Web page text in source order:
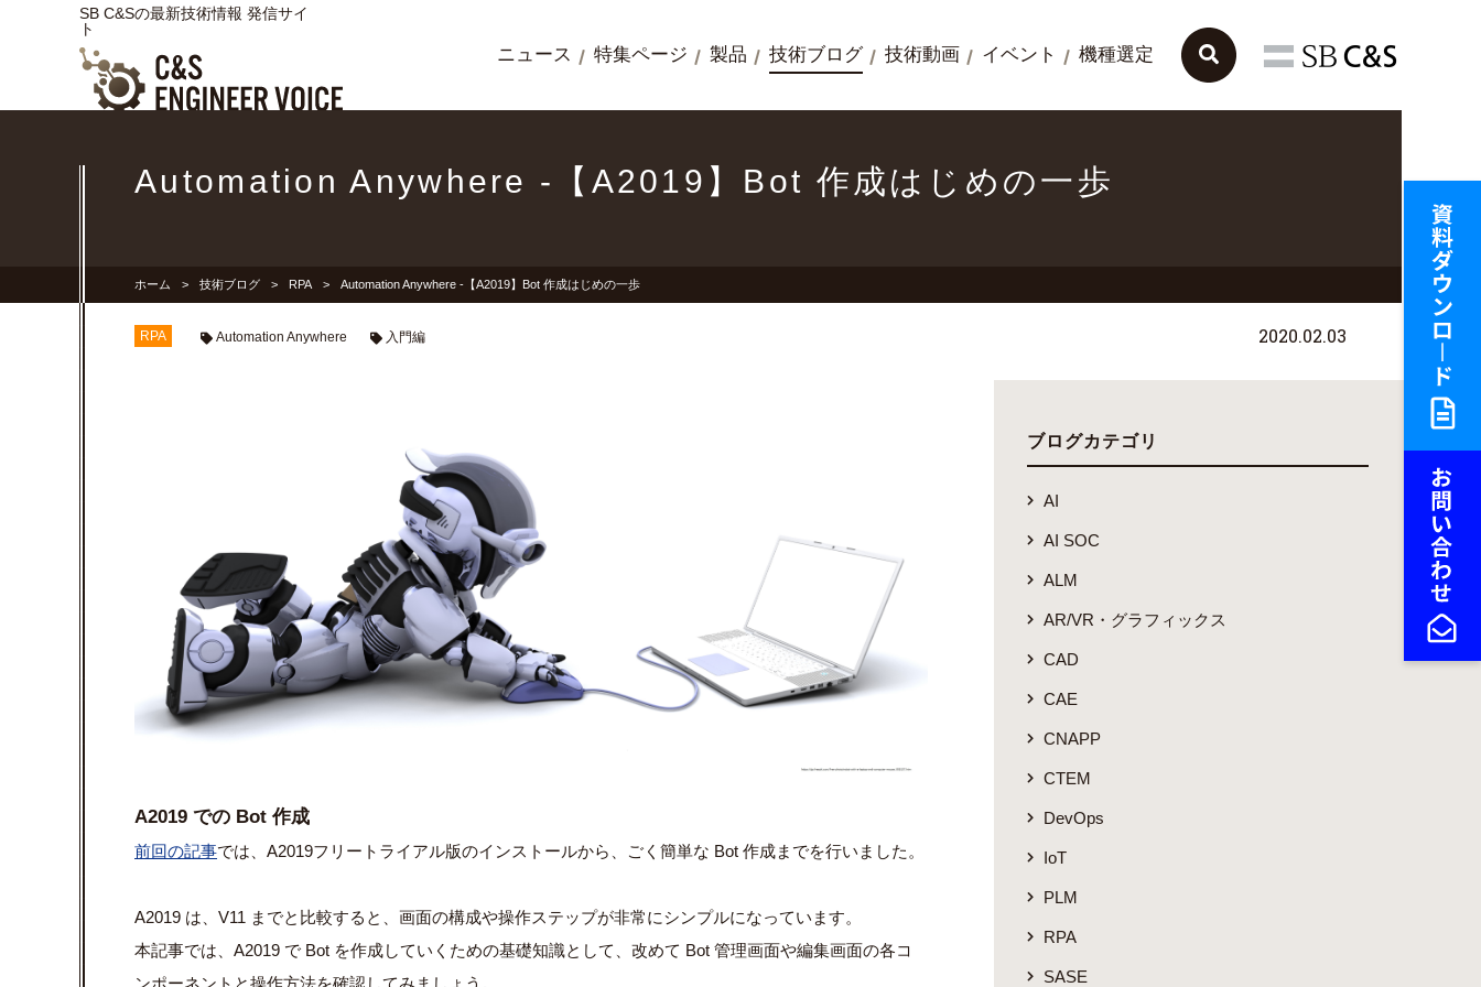
SB C&Sの最新技術情報 発信サイ
ト
ニュース 特集ページ 製品 技術ブログ 技術動画 イベント 機種選定
Automation Anywhere -【A2019】Bot 作成はじめの一歩
ホーム 技術ブログ RPA Automation Anywhere -【A2019】Bot 作成はじめの一歩
RPA Automation Anywhere 入門編 2020.02.03
A2019 での Bot 作成
前回の記事では、A2019フリートライアル版のインストールから、ごく簡単な Bot 作成までを行いました。
A2019 は、V11 までと比較すると、画面の構成や操作ステップが非常にシンプルになっています。
本記事では、A2019 で Bot を作成していくための基礎知識として、改めて Bot 管理画面や編集画面の各コ
ンポーネントと操作方法を確認してみましょう。
ブログカテゴリ
AI
AI SOC
ALM
AR/VR・グラフィックス
CAD
CAE
CNAPP
CTEM
DevOps
IoT
PLM
RPA
SASE